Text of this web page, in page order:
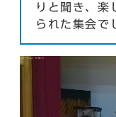
りと聞き、楽
られた集会で